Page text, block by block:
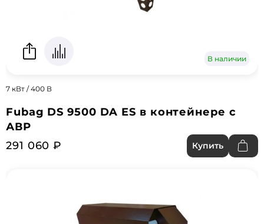
В наличии
7 кВт / 400 В
Fubag DS 9500 DA ES в контейнере с
АВР
291 060 ₽
Купить